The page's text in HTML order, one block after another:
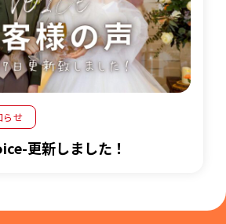
らせ
更新しました！